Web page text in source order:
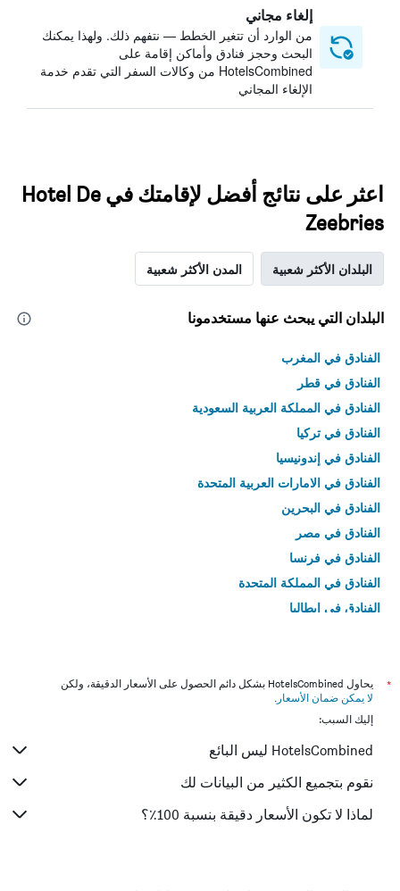
إلغاء مجاني
من الوارد أن تتغير الخطط — نتفهم ذلك. ولهذا يمكنك
البحث وحجز فنادق وأماكن إقامة على
HotelsCombined من وكالات السفر التي تقدم خدمة
الإلغاء المجاني
اعثر على نتائج أفضل لإقامتك في Hotel De
Zeebries
البلدان الأكثر شعبية المدن الأكثر شعبية
البلدان التي يبحث عنها مستخدمونا
الفنادق في المغرب
الفنادق في قطر
الفنادق في المملكة العربية السعودية
الفنادق في تركيا
الفنادق في إندونيسيا
الفنادق في الامارات العربية المتحدة
الفنادق في البحرين
الفنادق في مصر
الفنادق في فرنسا
الفنادق في المملكة المتحدة
الفنادق في إيطاليا
*
يحاول HotelsCombined بشكل دائم الحصول على الأسعار الدقيقة، ولكن
لا يمكن ضمان الأسعار .
إليك السبب:
HotelsCombined ليس البائع
نقوم بتجميع الكثير من البيانات لك
لماذا لا تكون الأسعار دقيقة بنسبة 100٪؟